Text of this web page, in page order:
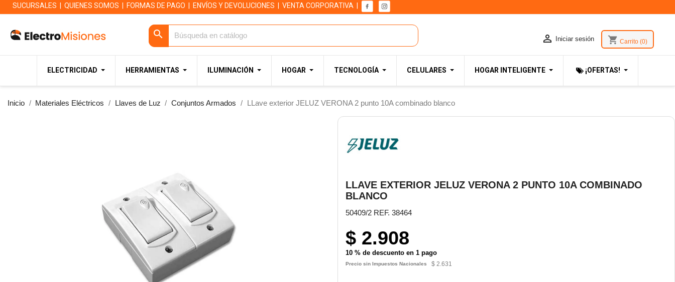
SUCURSALES QUIENES SOMOS FORMAS DE PAGO ENVÍOS Y DEVOLUCIONES VENTA CORPORATIVA
 Iniciar sesión shopping_cart Carrito (0)
search
ELECTRICIDAD HERRAMIENTAS ILUMINACIÓN HOGAR TECNOLOGÍA CELULARES HOGAR INTELIGENTE ¡OFERTAS!
Inicio Materiales Eléctricos Llaves de Luz Conjuntos Armados LLave exterior JELUZ VERONA 2 punto 10A combinado blanco
LLAVE EXTERIOR JELUZ VERONA 2 PUNTO 10A COMBINADO
BLANCO
50409/2 REF. 38464
$ 2.908
10 % de descuento en 1 pago
Precio sin Impuestos Nacionales $ 2.631